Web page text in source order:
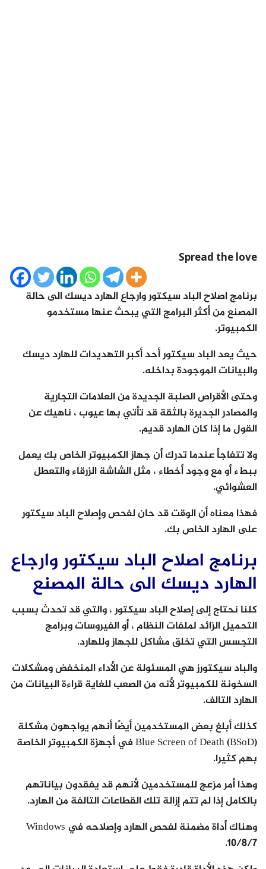
Spread the love
برنامج اصلاح الباد سيكتور وارجاع الهارد ديسك الى حالة
المصنع من أكثر البرامج التي يبحث عنها مستخدمو
الكمبيوتر.
حيث يعد الباد سيكتور أحد أكبر التهديدات للهارد ديسك
والبيانات الموجودة بداخله.
وحتى الأقراص الصلبة الجديدة من العلامات التجارية
والمصادر الجديرة بالثقة قد تأتي بها عيوب ، ناهيك عن
القول ما إذا كان الهارد قديم.
ولا تتفاجأ عندما تدرك أن جهاز الكمبيوتر الخاص بك يعمل
ببطء أو مع وجود أخطاء ، مثل الشاشة الزرقاء والتعطل
العشوائي.
فهذا معناه أن الوقت قد حان لفحص وإصلاح الباد سيكتور
على الهارد الخاص بك.
برنامج اصلاح الباد سيكتور وارجاع
الهارد ديسك الى حالة المصنع
كلنا نحتاج إلى إصلاح الباد سيكتور ، والتي قد تحدث بسبب
التحميل الزائد لملفات النظام ، أو الفيروسات وبرامج
التجسس التي تخلق مشاكل للجهاز وللهارد.
والباد سيكتورز هي المسئولة عن الأداء المنخفض ومشكلات
السخونة للكمبيوتر لأنه من الصعب للغاية قراءة البيانات من
الهارد التالف.
كذلك أبلغ بعض المستخدمين أيضًا أنهم يواجهون مشكلة
Blue Screen of Death (BSoD) في أجهزة الكمبيوتر الخاصة
بهم كثيرا.
وهذا أمر مزعج للمستخدمين لأنهم قد يفقدون بياناتهم
بالكامل إذا لم تتم إزالة تلك القطاعات التالفة من الهارد.
وهناك أداة مضمنة لفحص الهارد وإصلاحه في Windows
10/8/7.